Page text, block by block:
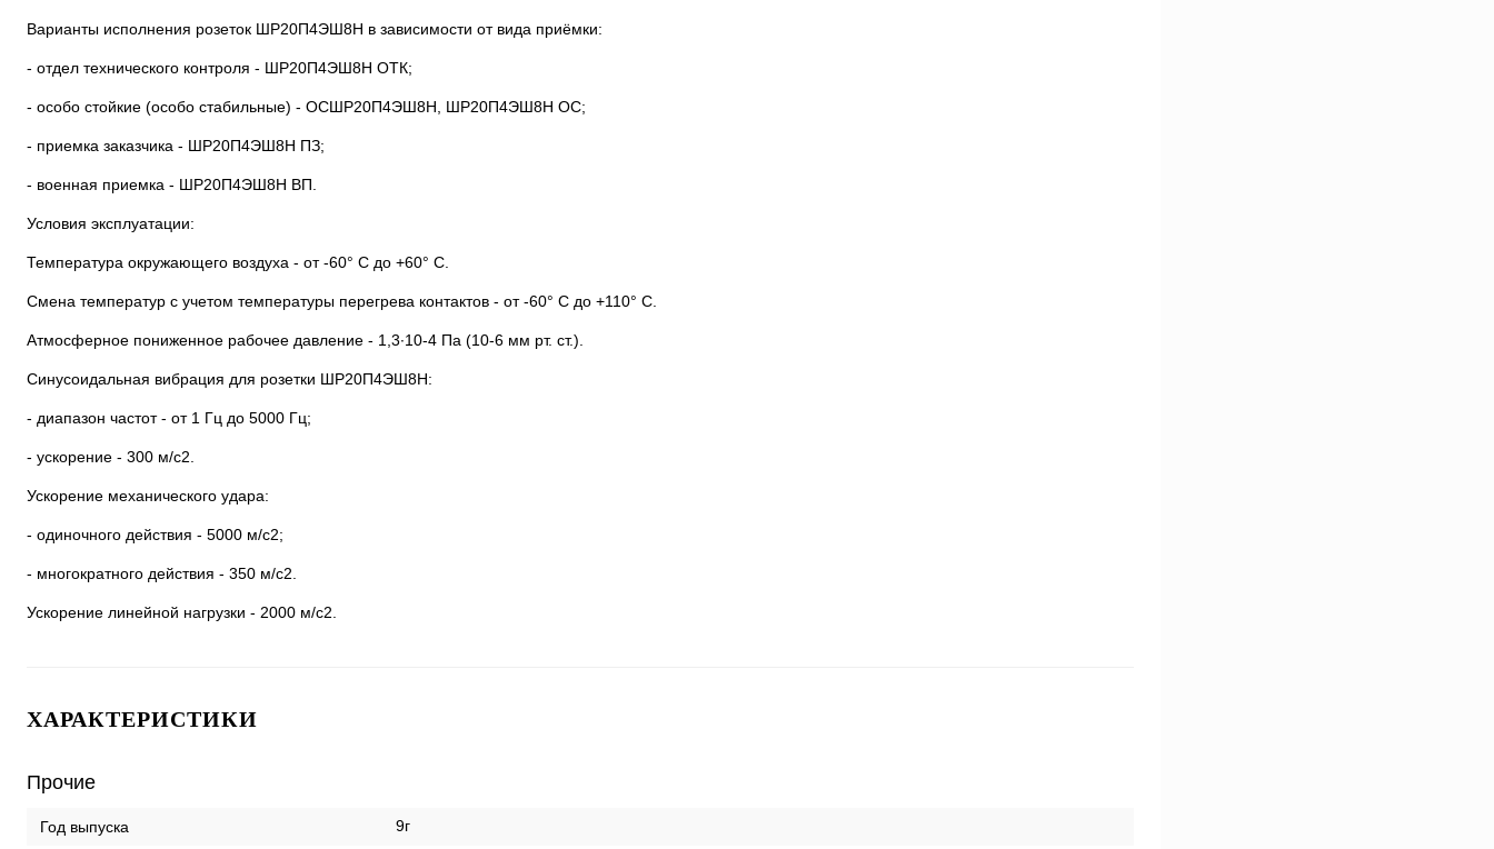
Варианты исполнения розеток ШР20П4ЭШ8Н в зависимости от вида приёмки:
- отдел технического контроля - ШР20П4ЭШ8Н ОТК;
- особо стойкие (особо стабильные) - ОСШР20П4ЭШ8Н, ШР20П4ЭШ8Н ОС;
- приемка заказчика - ШР20П4ЭШ8Н ПЗ;
- военная приемка - ШР20П4ЭШ8Н ВП.
Условия эксплуатации:
Температура окружающего воздуха - от -60° С до +60° С.
Смена температур с учетом температуры перегрева контактов - от -60° С до +110° С.
Атмосферное пониженное рабочее давление - 1,3∙10-4 Па (10-6 мм рт. ст.).
Синусоидальная вибрация для розетки ШР20П4ЭШ8Н:
- диапазон частот - от 1 Гц до 5000 Гц;
- ускорение - 300 м/с2.
Ускорение механического удара:
- одиночного действия - 5000 м/с2;
- многократного действия - 350 м/с2.
Ускорение линейной нагрузки - 2000 м/с2.
ХАРАКТЕРИСТИКИ
Прочие
Год выпуска 9г